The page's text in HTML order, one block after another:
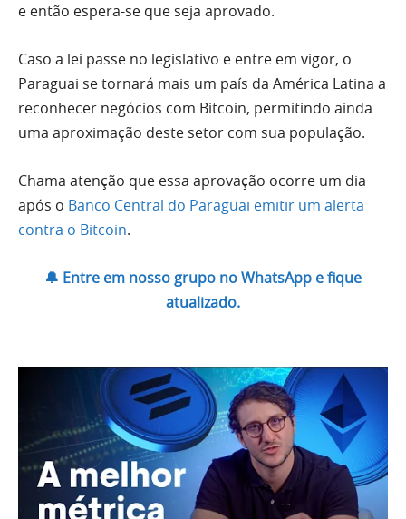
e então espera-se que seja aprovado.
Caso a lei passe no legislativo e entre em vigor, o
Paraguai se tornará mais um país da América Latina a
reconhecer negócios com Bitcoin, permitindo ainda
uma aproximação deste setor com sua população.
Chama atenção que essa aprovação ocorre um dia
após o Banco Central do Paraguai emitir um alerta
contra o Bitcoin.
🔔 Entre em nosso grupo no WhatsApp e fique
atualizado.